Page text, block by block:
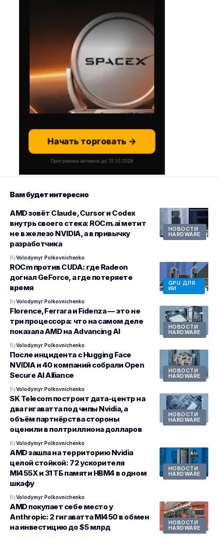
Начать торговать →
Программа активна до 31.10.2026
Вам будет интересно
НОВОСТИ
HARDWARE
AMD зовёт Claude, Cursor и Codex
внутрь своего стека: ROCm.ai метит
не в железо NVIDIA, а в привычку
разработчика
ByVolodymyr Polkovnichenko
GPU ДЛЯ
ИИ
ROCm против CUDA: где Radeon
догнал GeForce, а где потеряете
время
ByVolodymyr Polkovnichenko
НОВОСТИ
HARDWARE
Florence, Ferrara и Fidenza — это не
три процессора: что на самом деле
показала AMD на Advancing AI
ByVolodymyr Polkovnichenko
НОВОСТИ
HARDWARE
После инцидента с Hugging Face
NVIDIA и 40 компаний собрали Open
Secure AI Alliance
ByVolodymyr Polkovnichenko
НОВОСТИ
HARDWARE
SK Telecom построит дата-центр на
два гигаватта под чипы Nvidia, а
объём партнёрства стороны
оценили в полтриллиона долларов
ByVolodymyr Polkovnichenko
НОВОСТИ
HARDWARE
AMD зашла на территорию Nvidia
целой стойкой: 72 ускорителя
MI455X и 31 ТБ памяти HBM4 в одном
шкафу
ByVolodymyr Polkovnichenko
НОВОСТИ
HARDWARE
AMD покупает себе место у
Anthropic: 2 гигаватта MI450 в обмен
на инвестицию до $5 млрд